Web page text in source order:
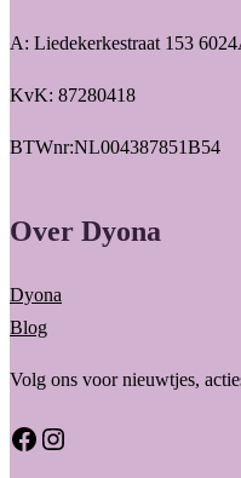
A: Liedekerkestraat 153
KvK: 87280418
BTWnr:NL004387851B54
Over Dyona
Dyona
Blog
Volg ons voor nieuwtjes,
Facebook Instagram